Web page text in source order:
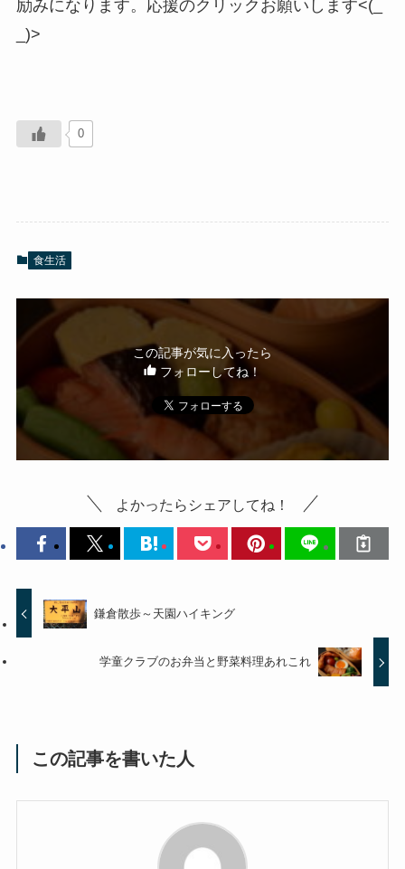
励みになります。応援のクリックお願いします<(_
_)>
0
食生活
この記事が気に入ったら
フォローしてね！
よかったらシェアしてね！
鎌倉散歩～天園ハイキング
学童クラブのお弁当と野菜料理あれこれ
この記事を書いた人